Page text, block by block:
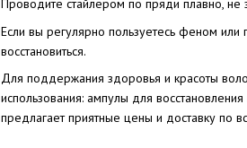
Проводите стайлером по пряди плавно,
Если вы регулярно пользуетесь феном или
восстановиться.
Для поддержания здоровья и красоты
использования: ампулы для
предлагает приятные цены и доставку по